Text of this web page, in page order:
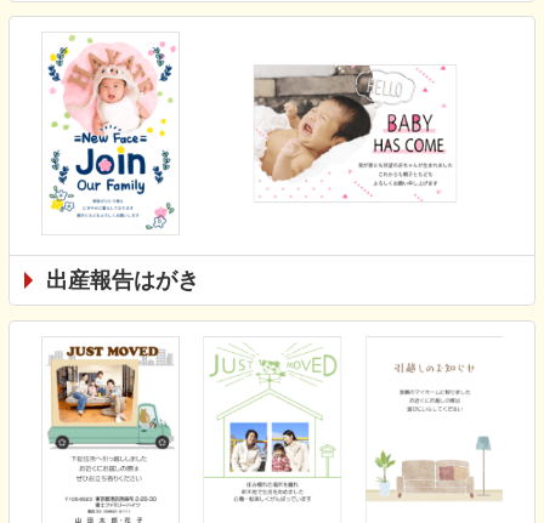
出産報告はがき